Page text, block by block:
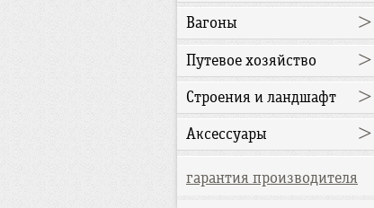
Вагоны >
Путевое хозяйство >
Строения и ландшафт >
Аксессуары >
гарантия производителя